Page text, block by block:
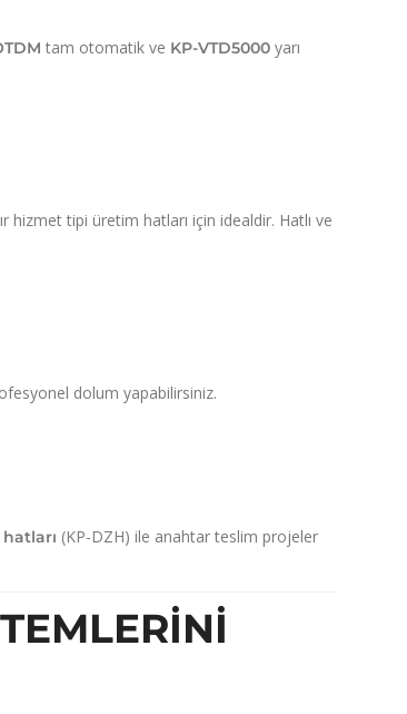
tam otomatik ve KP-VTD5000 yarı
hizmet tipi üretim hatları için idealdir. Hatlı ve
dolum yapabilirsiniz.
(KP-DZH) ile anahtar teslim projeler